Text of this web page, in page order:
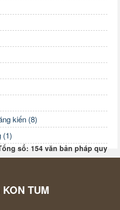
kiến (8)
(1)
số: 154 văn bản pháp quy
TUM